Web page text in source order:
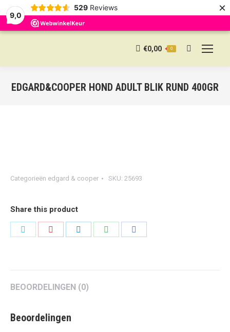
9,0
529 Reviews ×
€0,00 0 Search:
EDGARD&COOPER HOND ADULT BLIK RUND 400GR
Categorieën edgard & cooper SKU: 25693
Share this product
BEOORDELINGEN (0)
Beoordelingen